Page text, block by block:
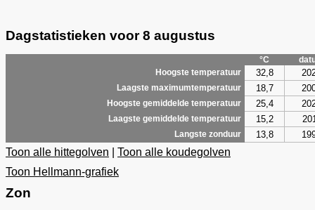
Dagstatistieken voor 8 augustus
°C
Hoogste temperatuur
32,8
Laagste maximumtemperatuur 18,7
Hoogste gemiddelde temperatuur 25,4
Laagste gemiddelde temperatuur 15,2
Langste zonduur 13,8
Toon alle hittegolven
Toon alle koudegolven
Toon Hellmann-grafiek
Zon